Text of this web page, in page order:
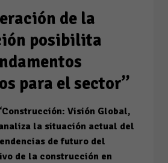
de la
posibilita
para el sector”
Visión Global,
la situación actual del
de futuro del
de la construcción en